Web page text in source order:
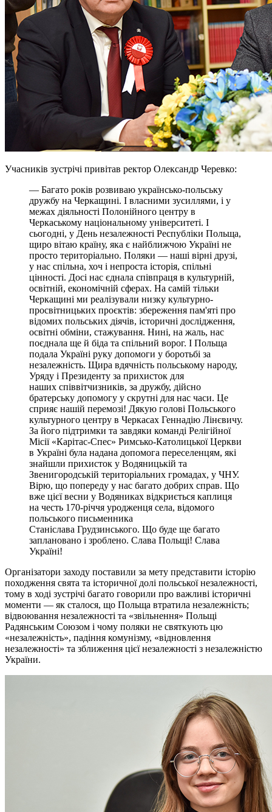
Учасників зустрічі привітав ректор Олександр Черевко:
— Багато років розвиваю українсько-польську
дружбу на Черкащині. І власними зусиллями, і у
межах діяльності Полонійного центру в
Черкаському національному університеті. І
сьогодні, у День незалежності Республіки Польща,
щиро вітаю країну, яка є найближчою Україні не
просто територіально. Поляки — наші вірні друзі,
у нас спільна, хоч і непроста історія, спільні
цінності. Досі нас єднала співпраця в культурній,
освітній, економічній сферах. На самій тільки
Черкащині ми реалізували низку культурно-
просвітницьких проєктів: збереження пам'яті про
відомих польських діячів, історичні дослідження,
освітні обміни, стажування. Нині, на жаль, нас
поєднала ще й біда та спільний ворог. І Польща
подала Україні руку допомоги у боротьбі за
незалежність. Щира вдячність польському народу,
Уряду і Президенту за прихисток для
наших співвітчизників, за дружбу, дійсно
братерську допомогу у скрутні для нас часи. Це
сприяє нашій перемозі! Дякую голові Польського
культурного центру в Черкасах Геннадію Лінєвичу.
За його підтримки та завдяки команді Релігійної
Місії «Карітас-Спес» Римсько-Католицької Церкви
в Україні була надана допомога переселенцям, які
знайшли прихисток у Водяницькій та
Звенигородській територіальних громадах, у ЧНУ.
Вірю, що попереду у нас багато добрих справ. Що
вже цієї весни у Водяниках відкриється каплиця
на честь 170-річчя уродженця села, відомого
польського письменника
Станіслава Грудзинського. Що буде ще багато
заплановано і зроблено. Слава Польщі! Слава
Україні!
Організатори заходу поставили за мету представити історію
походження свята та історичної долі польської незалежності,
тому в ході зустрічі багато говорили про важливі історичні
моменти — як сталося, що Польща втратила незалежність;
відвоювання незалежності та «звільнення» Польщі
Радянським Союзом і чому поляки не святкують цю
«незалежність», падіння комунізму, «відновлення
незалежності» та зближення цієї незалежності з незалежністю
України.